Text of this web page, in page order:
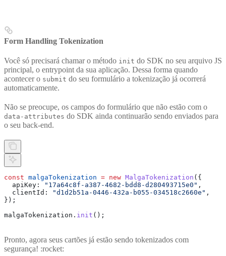
Form Handling Tokenization
Você só precisará chamar o método init do SDK no seu arquivo JS
principal, o entrypoint da sua aplicação. Dessa forma quando
acontecer o submit do seu formulário a tokenização já ocorrerá
automaticamente.
Não se preocupe, os campos do formulário que não estão com o
data-attributes do SDK ainda continuarão sendo enviados para
o seu back-end.
const malgaTokenization = new MalgaTokenization ({
  apiKey:
"17a64c8f-a387-4682-bdd8-d280493715e0" ,
  clientId:
"d1d2b51a-0446-432a-b055-034518c2660e" ,
});
malgaTokenization . init ();
Pronto, agora seus cartões já estão sendo tokenizados com
segurança! :rocket: